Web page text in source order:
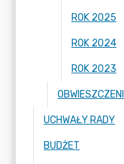
ROK 2025
ROK 2024
ROK 2023
UCHWAŁY RADY
BUDŻET